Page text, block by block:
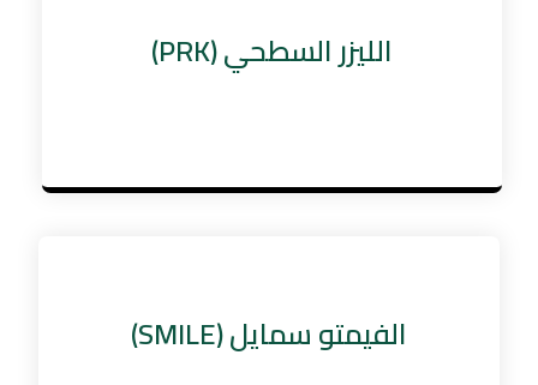
الليزر السطحي (PRK)
الفيمتو سمايل (SMILE)